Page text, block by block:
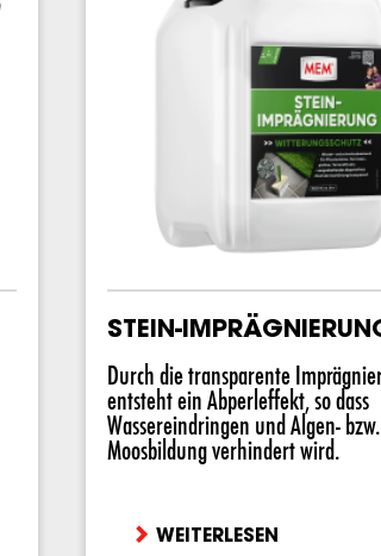
STEIN-
Durch die transparente
entsteht ein Abperleffekt, so dass
Wassereindringen und Algen- bzw.
Moosbildung verhindert wird.
WEITERLESEN